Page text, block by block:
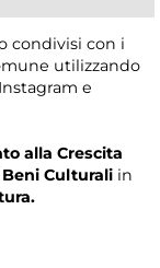
condivisi con i
utilizzando
e
alla Crescita
Culturali in